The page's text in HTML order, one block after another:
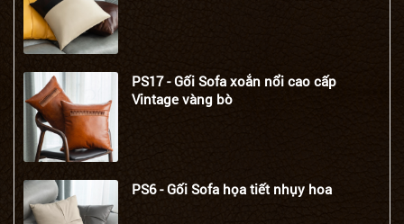
PS17 - Gối Sofa xoắn nổi cao cấp
Vintage vàng bò
PS6 - Gối Sofa họa tiết nhụy hoa